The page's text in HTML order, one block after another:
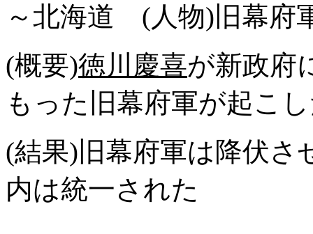
～北海道 (人物)旧幕府
(概要)徳川慶喜が新政府
もった旧幕府軍が起こ
(結果)旧幕府軍は降伏さ
内は統一された